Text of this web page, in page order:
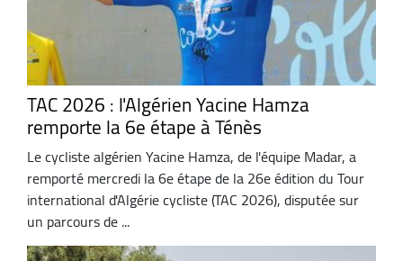
TAC 2026 : l'Algérien Yacine Hamza
remporte la 6e étape à Ténès
Le cycliste algérien Yacine Hamza, de l'équipe Madar, a
remporté mercredi la 6e étape de la 26e édition du Tour
international d'Algérie cycliste (TAC 2026), disputée sur
un parcours de ...